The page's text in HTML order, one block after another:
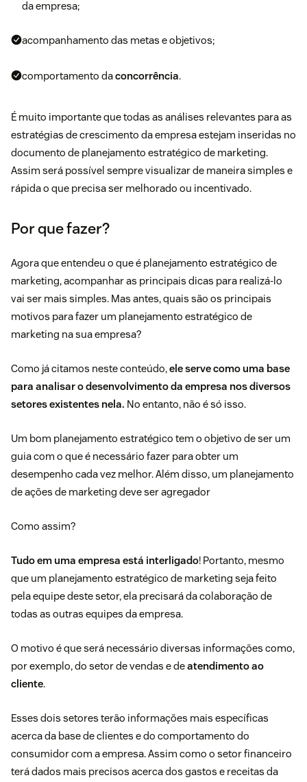
da empresa;
acompanhamento das metas e objetivos;
comportamento daconcorrência.
É muito importante que todas as análises relevantes para as
estratégias de crescimento da empresa estejam inseridas no
documento de planejamento estratégico de marketing.
Assim será possível sempre visualizar de maneira simples e
rápida o que precisa ser melhorado ou incentivado.
Por que fazer?
Agora que entendeu o que é planejamento estratégico de
marketing, acompanhar as principais dicas para realizá-lo
vai ser mais simples. Mas antes, quais são os principais
motivos para fazer um planejamento estratégico de
marketing na sua empresa?
Como já citamos neste conteúdo,ele serve como uma base
para analisar o desenvolvimento da empresa nos diversos
setores existentes nela. No entanto, não é só isso.
Um bom planejamento estratégico tem o objetivo de ser um
guia com o que é necessário fazer para obter um
desempenho cada vez melhor. Além disso, um planejamento
de ações de marketing deve ser agregador
Como assim?
Tudo em uma empresa está interligado! Portanto, mesmo
que um planejamento estratégico de marketing seja feito
pela equipe deste setor, ela precisará da colaboração de
todas as outras equipes da empresa.
O motivo é que será necessário diversas informações como,
por exemplo, do setor de vendas e deatendimento ao
cliente.
Esses dois setores terão informações mais específicas
acerca da base de clientes e do comportamento do
consumidor com a empresa. Assim como o setor financeiro
terá dados mais precisos acerca dos gastos e receitas da